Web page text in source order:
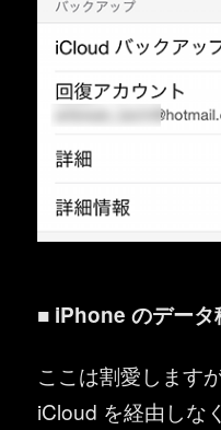
■ iPhone のデータ
ここは割愛します
iCloud を経由しな